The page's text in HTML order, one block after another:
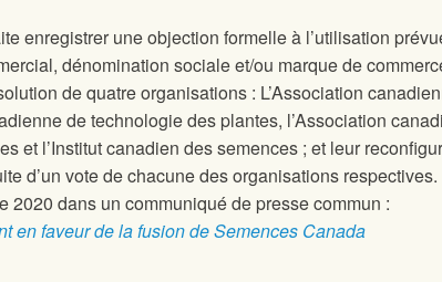
enregistrer une objection formelle à l’utilisation
dénomination sociale et/ou marque de
de quatre organisations : L’Association
de technologie des plantes, l’Association
et l’Institut canadien des semences ; et leur
d’un vote de chacune des organisations
2020 dans un communiqué de presse commun :
en faveur de la fusion de Semences Canada